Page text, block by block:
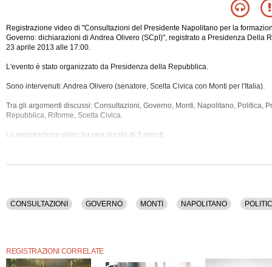
Registrazione video di "Consultazioni del Presidente Napolitano per la
Governo: dichiarazioni di Andrea Olivero (SCpI)", registrato a Presidenza Della
23 aprile 2013 alle 17:00.
L'evento è stato organizzato da Presidenza della Repubblica.
Sono intervenuti: Andrea Olivero (senatore, Scelta Civica con Monti per l'Italia).
Tra gli argomenti discussi: Consultazioni, Governo, Monti, Napolitano, Politica,
Repubblica, Riforme, Scelta Civica.
La registrazione video ha una durata di 3 minuti.
CONSULTAZIONI GOVERNO MONTI NAPOLITANO
REGISTRAZIONI CORRELATE